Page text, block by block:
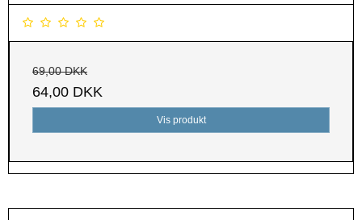
69,00 DKK
64,00 DKK
Vis produkt